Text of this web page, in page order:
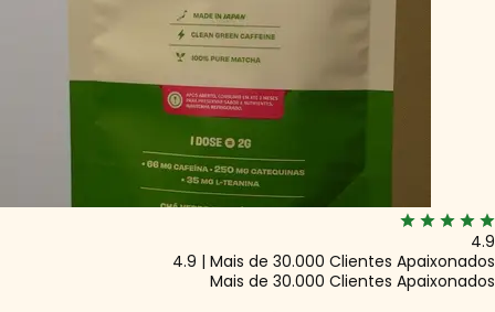
4.9
4.9 | Mais de 30.000 Clientes Apaixonados
Mais de 30.000 Clientes Apaixonados